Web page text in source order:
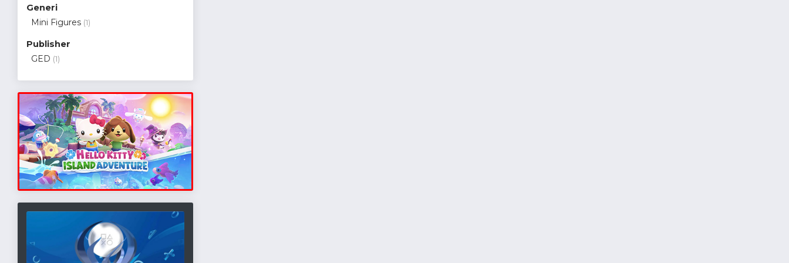
Generi
Mini Figures (1)
Publisher
GED (1)